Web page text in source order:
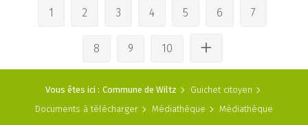
1 2 3 4 5 6 7
8 9 10
Vous êtes ici : Commune de Wiltz
Guichet citoyen
Documents à télécharger
Médiathèque Médiathèque